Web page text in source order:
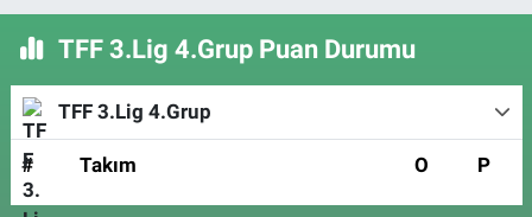
TFF 3.Lig 4.Grup Puan Durumu
TFF 3.Lig 4.Grup
# Takım O P